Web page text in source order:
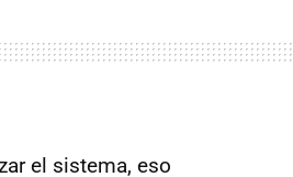
el sistema, eso